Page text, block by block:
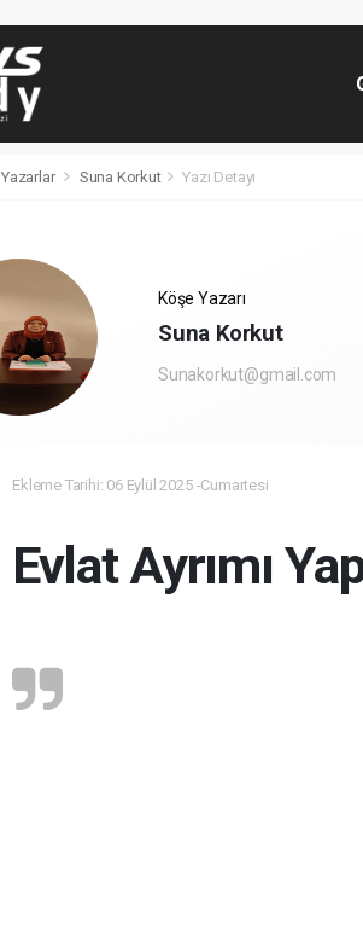
Yazarlar Suna Korkut Yazı Detayı
Köşe Yazarı
Suna Korkut
Sunakorkut@gmail.com
Ekleme Tarihi: 06 Eylül 2025 -Cumartesi
Evlat Ayrımı